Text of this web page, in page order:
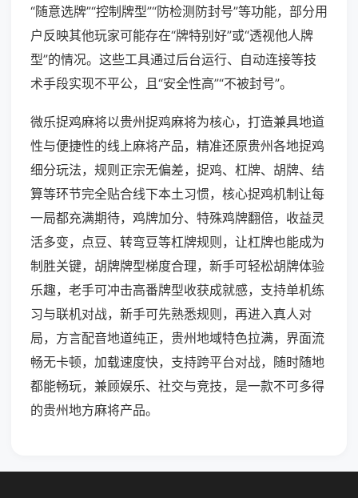
“随意选牌”“控制牌型”“防检测防封号”等功能，部分用
户反映其他玩家可能存在“牌特别好”或“透视他人牌
型”的情况。这些工具通过后台运行、自动连接等技
术手段实现不平公，且“安全性高”“不被封号”。
微乐捉鸡麻将以贵州捉鸡麻将为核心，打造兼具地道
性与便捷性的线上麻将产品，精准还原贵州各地捉鸡
细分玩法，规则正宗无偏差，捉鸡、杠牌、胡牌、结
算等环节完全贴合线下本土习惯，核心捉鸡机制让每
一局都充满期待，鸡牌加分、特殊鸡牌翻倍，收益灵
活多变，点豆、转弯豆等杠牌规则，让杠牌也能成为
制胜关键，胡牌牌型梯度合理，新手可轻松胡牌体验
乐趣，老手可冲击高番牌型收获成就感，支持单机练
习与联机对战，新手可先熟悉规则，再进入真人对
局，方言配音地道纯正，贵州地域特色拉满，界面流
畅无卡顿，加载速度快，支持跨平台对战，随时随地
都能畅玩，兼顾娱乐、社交与竞技，是一款不可多得
的贵州地方麻将产品。